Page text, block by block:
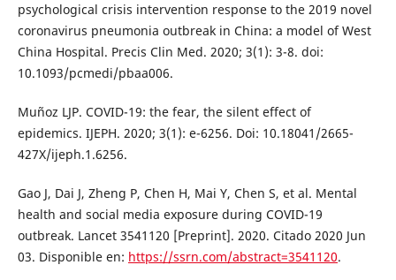
psychological crisis intervention response to the 2019 novel
coronavirus pneumonia outbreak in China: a model of West
China Hospital. Precis Clin Med. 2020; 3(1): 3-8. doi:
10.1093/pcmedi/pbaa006.
Muñoz LJP. COVID-19: the fear, the silent effect of
epidemics. IJEPH. 2020; 3(1): e-6256. Doi: 10.18041/2665-
427X/ijeph.1.6256.
Gao J, Dai J, Zheng P, Chen H, Mai Y, Chen S, et al. Mental
health and social media exposure during COVID-19
outbreak. Lancet 3541120 [Preprint]. 2020. Citado 2020 Jun
03. Disponible en: https://ssrn.com/abstract=3541120.